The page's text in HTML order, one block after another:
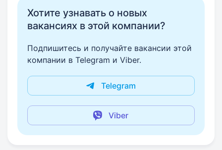
Хотите узнавать о новых
вакансиях в этой компании?
Подпишитесь и получайте вакансии этой
компании в Telegram и Viber.
Telegram
Viber